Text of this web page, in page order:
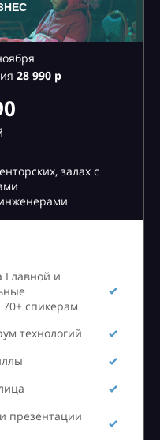
28990 р
залах с
и
70+ спикерам
технологий
презентации